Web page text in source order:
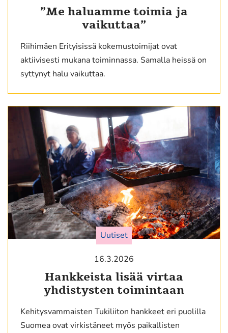
”Me haluamme toimia ja
vaikuttaa”
Riihimäen Erityisissä kokemustoimijat ovat
aktiivisesti mukana toiminnassa. Samalla heissä on
syttynyt halu vaikuttaa.
Uutiset
16.3.2026
Hankkeista lisää virtaa
yhdistysten toimintaan
Kehitysvammaisten Tukiliiton hankkeet eri puolilla
Suomea ovat virkistäneet myös paikallisten